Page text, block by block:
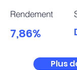
Rendement
7,86%
Plus